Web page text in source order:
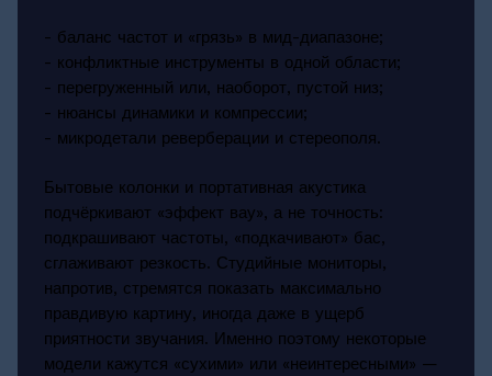
- баланс частот и «грязь» в мид-диапазоне;
- конфликтные инструменты в одной области;
- перегруженный или, наоборот, пустой низ;
- нюансы динамики и компрессии;
- микродетали реверберации и стереополя.
Бытовые колонки и портативная акустика
подчёркивают «эффект вау», а не точность:
подкрашивают частоты, «подкачивают» бас,
сглаживают резкость. Студийные мониторы,
напротив, стремятся показать максимально
правдивую картину, иногда даже в ущерб
приятности звучания. Именно поэтому некоторые
модели кажутся «сухими» или «неинтересными» —